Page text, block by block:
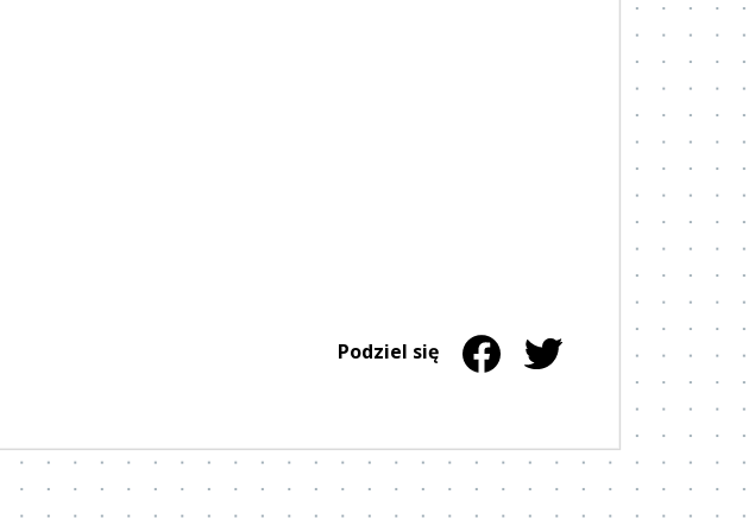
Podziel się Udostępnij na stronie Facebook
Strona otwiera się w nowym
Udostępnij na stronie
Strona otwiera się w